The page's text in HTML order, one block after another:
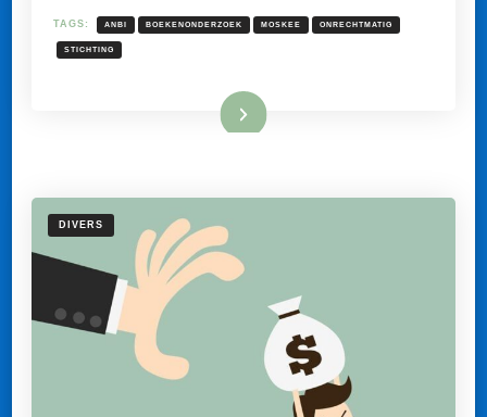
NIET
ONRECHTMATIG.
TAGS: ANBI BOEKENONDERZOEK MOSKEE ONRECHTMATIG
STICHTING
Lees meer
DIVERS